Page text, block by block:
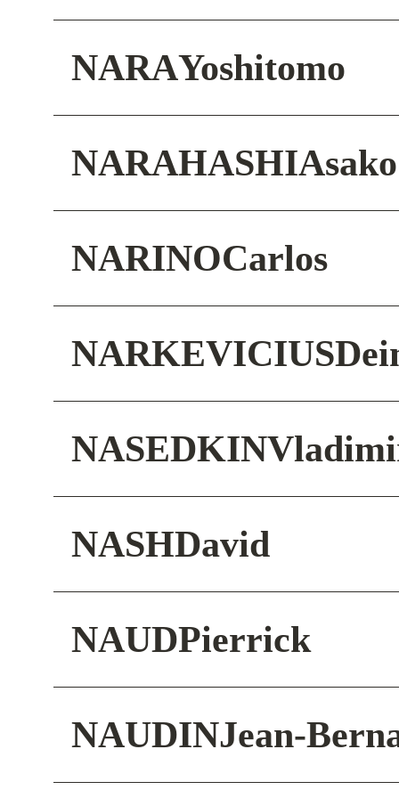
NARAYoshitomo
NARAHASHIAsako
NARINOCarlos
NARKEVICIUS
NASEDKIN
NASHDavid
NAUDPierrick
NAUDINJean-